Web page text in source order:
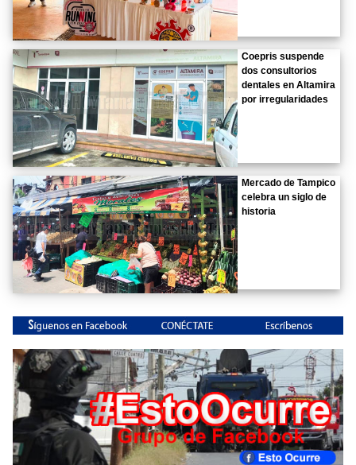
Coepris suspende
dos consultorios
dentales en Altamira
por irregularidades
Mercado de Tampico
celebra un siglo de
historia